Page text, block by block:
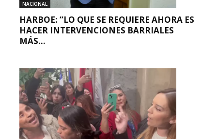
NACIONAL
HARBOE: “LO QUE SE REQUIERE AHORA ES
HACER INTERVENCIONES BARRIALES
MÁS...